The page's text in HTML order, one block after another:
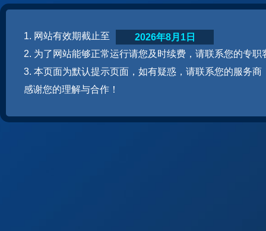
1. 网站有效期截止至
2. 为了网站能够正常运行请您及时续费，请联系您的专职
3. 本页面为默认提示页面，如有疑惑，请联系您的服务商
感谢您的理解与合作！
2026年8月1日